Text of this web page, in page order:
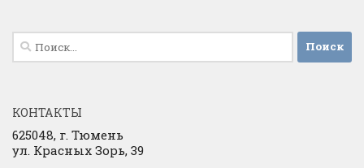
Найти:
КОНТАКТЫ
625048, г. Тюмень
ул. Красных Зорь, 39